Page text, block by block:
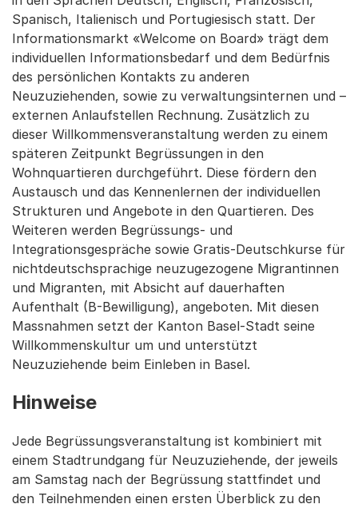
Spanisch, Italienisch und Portugiesisch statt. Der
Informationsmarkt «Welcome on Board» trägt dem
individuellen Informationsbedarf und dem Bedürfnis
des persönlichen Kontakts zu anderen
Neuzuziehenden, sowie zu verwaltungsinternen und –
externen Anlaufstellen Rechnung. Zusätzlich zu
dieser Willkommensveranstaltung werden zu einem
späteren Zeitpunkt Begrüssungen in den
Wohnquartieren durchgeführt. Diese fördern den
Austausch und das Kennenlernen der individuellen
Strukturen und Angebote in den Quartieren. Des
Weiteren werden Begrüssungs- und
Integrationsgespräche sowie Gratis-Deutschkurse für
nichtdeutschsprachige neuzugezogene Migrantinnen
und Migranten, mit Absicht auf dauerhaften
Aufenthalt (B-Bewilligung), angeboten. Mit diesen
Massnahmen setzt der Kanton Basel-Stadt seine
Willkommenskultur um und unterstützt
Neuzuziehende beim Einleben in Basel.
Hinweise
Jede Begrüssungsveranstaltung ist kombiniert mit
einem Stadtrundgang für Neuzuziehende, der jeweils
am Samstag nach der Begrüssung stattfindet und
den Teilnehmenden einen ersten Überblick zu den